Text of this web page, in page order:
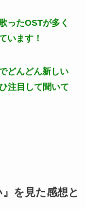
ったOSTが多く
います！
どんどん新しい
注目して聞いて
を見た感想と